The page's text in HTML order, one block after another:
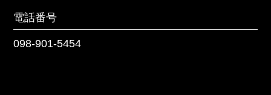
電話番号
098-901-5454